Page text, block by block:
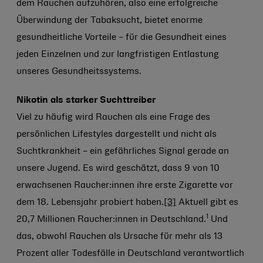
dem Rauchen aufzuhören, also eine erfolgreiche
Überwindung der Tabaksucht, bietet enorme
gesundheitliche Vorteile – für die Gesundheit eines
jeden Einzelnen und zur langfristigen Entlastung
unseres Gesundheitssystems.
Nikotin als starker Suchttreiber
Viel zu häufig wird Rauchen als eine Frage des
persönlichen Lifestyles dargestellt und nicht als
Suchtkrankheit – ein gefährliches Signal gerade an
unsere Jugend. Es wird geschätzt, dass 9 von 10
erwachsenen Raucher:innen ihre erste Zigarette vor
dem 18. Lebensjahr probiert haben. [3] Aktuell gibt es
20,7 Millionen Raucher:innen in Deutschland.1 Und
das, obwohl Rauchen als Ursache für mehr als 13
Prozent aller Todesfälle in Deutschland verantwortlich